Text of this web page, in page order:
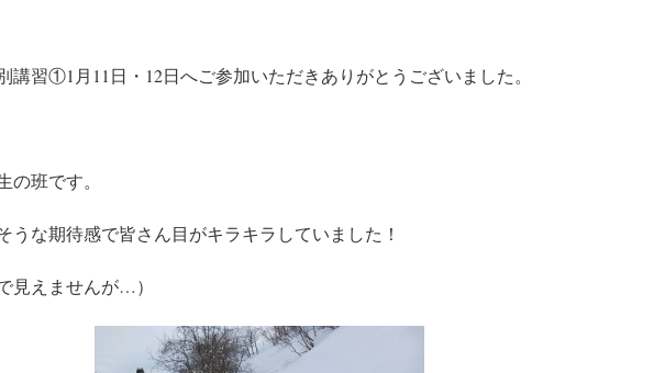
講習①1月11日・12日へご参加いただきありがとうございました。
の班です。
うな期待感で皆さん目がキラキラしていました！
見えませんが…）